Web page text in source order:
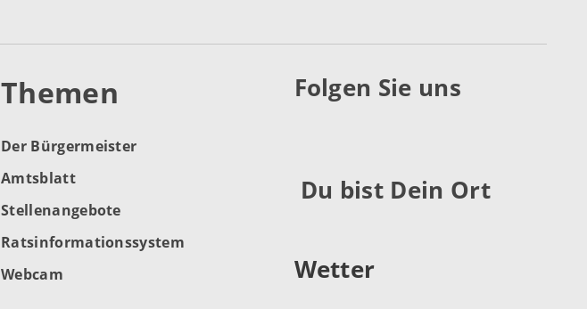
Themen
Der Bürgermeister
Amtsblatt
Stellenangebote
Ratsinformationssystem
Webcam
Folgen Sie uns
Du bist Dein Ort
Wetter